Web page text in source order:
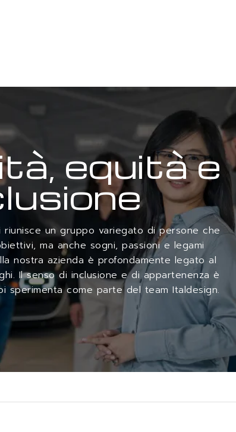
equità e
riunisce un gruppo variegato di persone che
ma anche sogni, passioni e legami
nostra azienda è profondamente legato al
Il senso di inclusione e di appartenenza è
sperimenta come parte del team Italdesign.